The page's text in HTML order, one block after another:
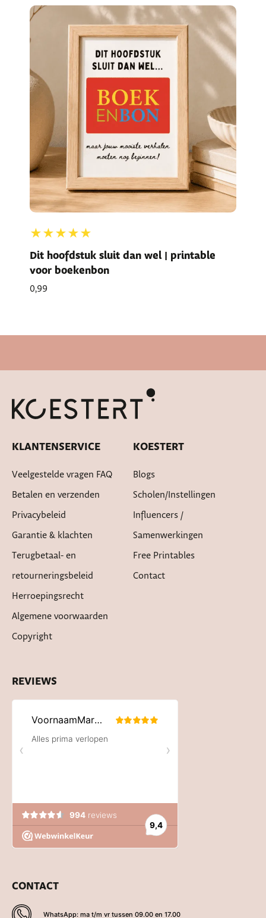
★★★★★
Dit hoofdstuk sluit dan wel | printable
voor boekenbon
0,99
KLANTENSERVICE
Veelgestelde vragen FAQ
Betalen en verzenden
Privacybeleid
Garantie & klachten
Terugbetaal- en
retourneringsbeleid
Herroepingsrecht
Algemene voorwaarden
Copyright
KOESTERT
Blogs
Scholen/instellingen
Influencers /
Samenwerkingen
Free Printables
Contact
REVIEWS
CONTACT
WhatsApp: ma t/m vr tussen 09.00 en 17.00